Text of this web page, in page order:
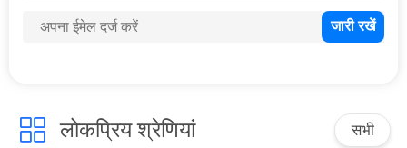
कारप्ले इंटरफ़ेस
लोकप्रिय श्रेणियां सभी